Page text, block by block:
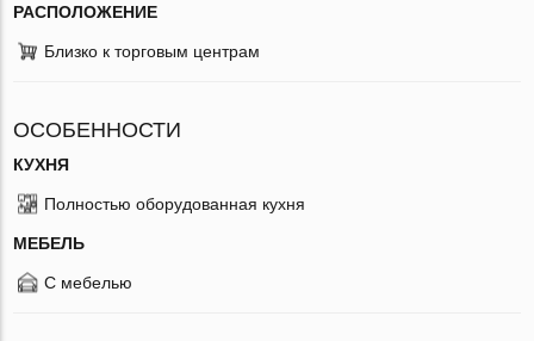
РАСПОЛОЖЕНИЕ
Близко к торговым центрам
ОСОБЕННОСТИ
КУХНЯ
Полностью оборудованная кухня
МЕБЕЛЬ
С мебелью